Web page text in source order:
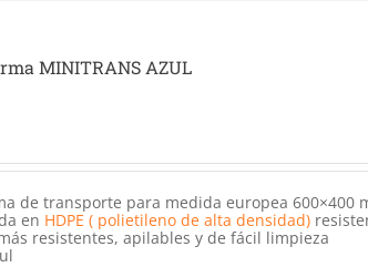
MINITRANS AZUL
de transporte para medida europea 600×400
en HDPE ( polietileno de alta densidad)
resistentes, apilables y de fácil limpieza